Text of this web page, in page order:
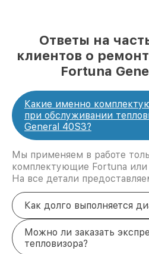
Ответы на
клиентов о
Fortuna
Какие именно
при обслуживании
General 40S3?
Мы применяем в работе
комплектующие Fortuna
На все детали
Как долго выполняется
Можно ли заказать
тепловизора?